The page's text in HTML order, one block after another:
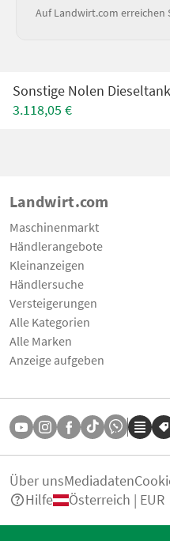
Auf Landwirt.com erreichen
3.118,05 €
Landwirt.com
Maschinenmarkt
Händlerangebote
Kleinanzeigen
Händlersuche
Versteigerungen
Alle Kategorien
Alle Marken
Anzeige aufgeben
Über unsMediadaten
Hilfe
Österreich | EUR